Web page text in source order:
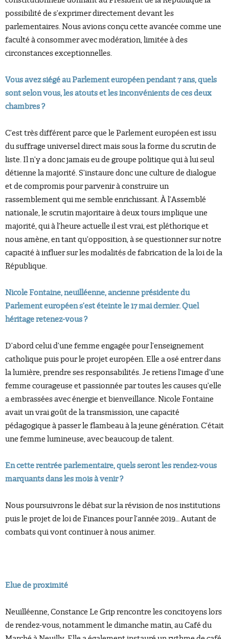
possibilité de s’exprimer directement devant les
parlementaires. Nous avions conçu cette avancée comme une
faculté à consommer avec modération, limitée à des
circonstances exceptionnelles.
Vous avez siégé au Parlement européen pendant 7 ans, quels
sont selon vous, les atouts et les inconvénients de ces deux
chambres ?
C’est très différent parce que le Parlement européen est issu
du suffrage universel direct mais sous la forme du scrutin de
liste. Il n’y a donc jamais eu de groupe politique qui à lui seul
détienne la majorité. S’instaure donc une culture de dialogue
et de compromis pour parvenir à construire un
rassemblement qui me semble enrichissant. À l’Assemblé
nationale, le scrutin majoritaire à deux tours implique une
majorité, qui à l’heure actuelle il est vrai, est pléthorique et
nous amène, en tant qu’opposition, à se questionner sur notre
capacité à influer sur les modalités de fabrication de la loi de la
République.
Nicole Fontaine, neuilléenne, ancienne présidente du
Parlement européen s’est éteinte le 17 mai dernier. Quel
héritage retenez-vous ?
D’abord celui d’une femme engagée pour l’enseignement
catholique puis pour le projet européen. Elle a osé entrer dans
la lumière, prendre ses responsabilités. Je retiens l’image d’une
femme courageuse et passionnée par toutes les causes qu’elle
a embrassées avec énergie et bienveillance. Nicole Fontaine
avait un vrai goût de la transmission, une capacité
pédagogique à passer le flambeau à la jeune génération. C’était
une femme lumineuse, avec beaucoup de talent.
En cette rentrée parlementaire, quels seront les rendez-vous
marquants dans les mois à venir ?
Nous poursuivrons le débat sur la révision de nos institutions
puis le projet de loi de Finances pour l’année 2019… Autant de
combats qui vont continuer à nous animer.
Elue de proximité
Neuilléenne, Constance Le Grip rencontre les concitoyens lors
de rendez-vous, notamment le dimanche matin, au Café du